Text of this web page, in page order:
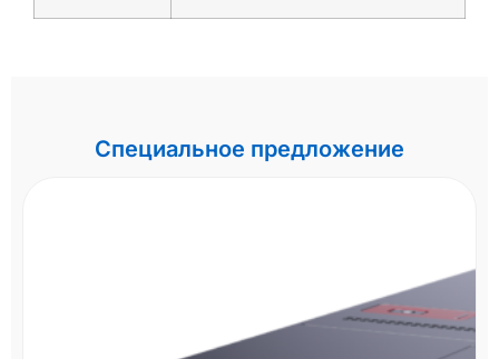
Специальное предложение